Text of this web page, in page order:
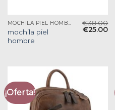
MOCHILA PIEL HOMBRE
mochila piel
hombre
€38.00
€25.00
¡Oferta!